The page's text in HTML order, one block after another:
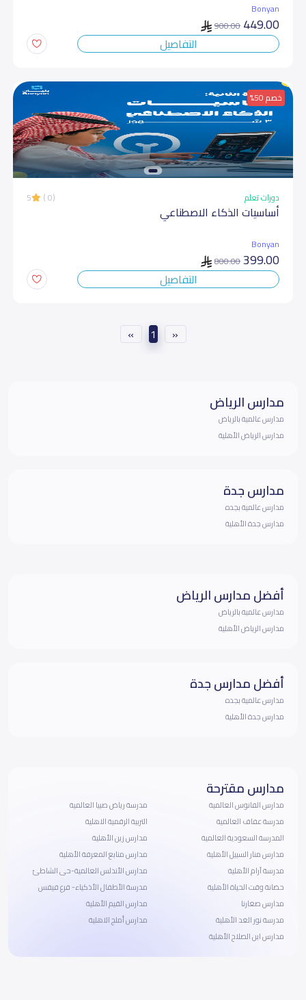
Bonyan
449.00
900.00
التفاصيل
خصم 50%
دورات تعلم 5
أساسیات الذكاء الاصطناعي
Bonyan
399.00
800.00
التفاصيل
مدارس الرياض
مدارس عالمية بالرياض
مدارس الرياض الأهلية
مدارس جدة
مدارس عالمية بجده
مدارس جدة الأهلية
أفضل مدارس الرياض
مدارس عالمية بالرياض
مدارس الرياض الأهلية
أفضل مدارس جدة
مدارس عالمية بجده
مدارس جدة الأهلية
مدارس مقترحة
مدارس الفانوس العالمية
مدرسة عفاف العالمية
المدرسة السعودية العالمية
مدارس منار السبيل الأهلية
مدرسة آرام الأهلية
حضانة وقت الحياة الأهلية
مدارس صغارنا
مدرسة نور الغد الأهلية
مدارس ابن الصلاح الأهلية
مدرسة رياض صبيا العالمية
التربية الرقمية الاهلية
مدارس زين الأهلية
مدارس منابع المعرفة الأهلية
مدارس الأندلس العالمية-حى الشاطئ
مدرسة الأطفال الأذكياء- فرع فيفس
مدارس القيم الأهلية
مدارس أملج الاهلية